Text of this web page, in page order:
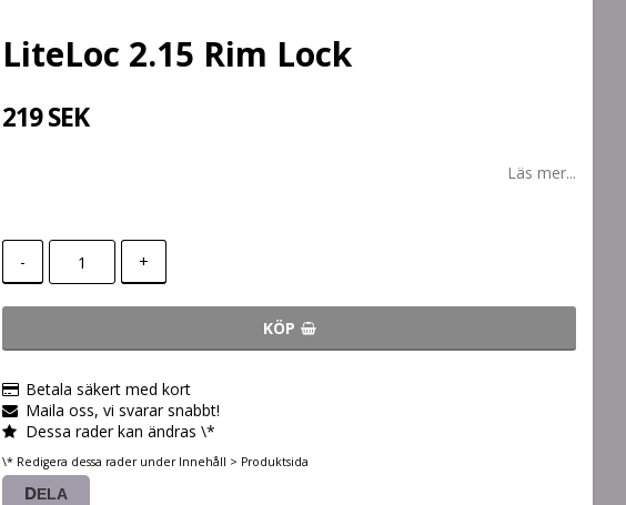
LiteLoc 2.15 Rim Lock
219 SEK
Läs mer...
- +
KÖP
Betala säkert med kort
Maila oss, vi svarar snabbt!
Dessa rader kan ändras \*
\* Redigera dessa rader under Innehåll > Produktsida
DELA